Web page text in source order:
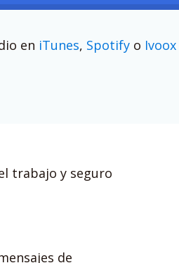
en iTunes, Spotify o Ivoox
trabajo y seguro
de